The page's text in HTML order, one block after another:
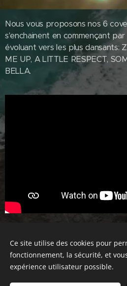
Nous vous proposons nos 6
s'enchainent en commençant
évoluant vers les plus dansants:
ME UP, A LITTLE RESPECT,
BELLA.
© 2024 TheCAPSofficial.
Ce site utilise des cookies pour
fonctionnement, la sécurité, et
expérience utilisateur possible.